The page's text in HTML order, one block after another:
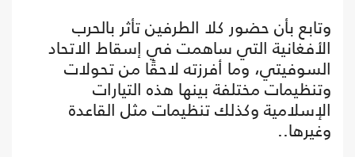
وتابع بأن حضور كلا الطرفين تأثر بالحرب
الأفغانية التي ساهمت في إسقاط الاتحاد
السوفيتي، وما أفرزته لاحقًا من تحولات
وتنظيمات مختلفة بينها هذه التيارات
الإسلامية وكذلك تنظيمات مثل القاعدة
وغيرها..